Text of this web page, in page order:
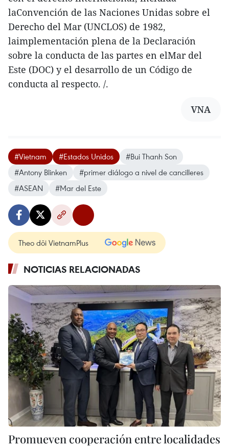
laConvención de las Naciones Unidas sobre el
Derecho del Mar (UNCLOS) de 1982,
laimplementación plena de la Declaración
sobre la conducta de las partes en elMar del
Este (DOC) y el desarrollo de un Código de
conducta al respecto. /.
VNA
#Vietnam #Estados Unidos
#Bui Thanh Son
#Antony Blinken
#primer diálogo a nivel de cancilleres
#ASEAN
#Mar del Este
Theo dõi VietnamPlus
NOTICIAS RELACIONADAS
Promueven cooperación entre localidades